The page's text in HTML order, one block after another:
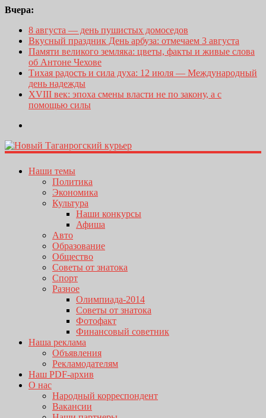
Вчера:
8 августа — день пушистых домоседов
Вкусный праздник День арбуза: отмечаем 3 августа
Памяти великого земляка: цветы, факты и живые слова
об Антоне Чехове
Тихая радость и сила духа: 12 июля — Международный
день надежды
XVIII век: эпоха смены власти не по закону, а с
помощью силы
Наши темы
Политика
Экономика
Культура
Наши конкурсы
Афиша
Авто
Образование
Общество
Советы от знатока
Спорт
Разное
Олимпиада-2014
Советы от знатока
Фотофакт
Финансовый советник
Наша реклама
Объявления
Рекламодателям
Наш PDF-архив
О нас
Народный корреспондент
Вакансии